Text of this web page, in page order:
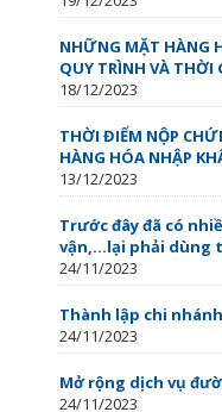
NHỮNG MẶT HÀNG
QUY TRÌNH VÀ THỜI
18/12/2023
THỜI ĐIỂM NỘP
HÀNG HÓA NHẬP
13/12/2023
Trước đây đã có
vận,…lại phải dùng
24/11/2023
Thành lập chi
24/11/2023
Mở rộng dịch vụ
24/11/2023